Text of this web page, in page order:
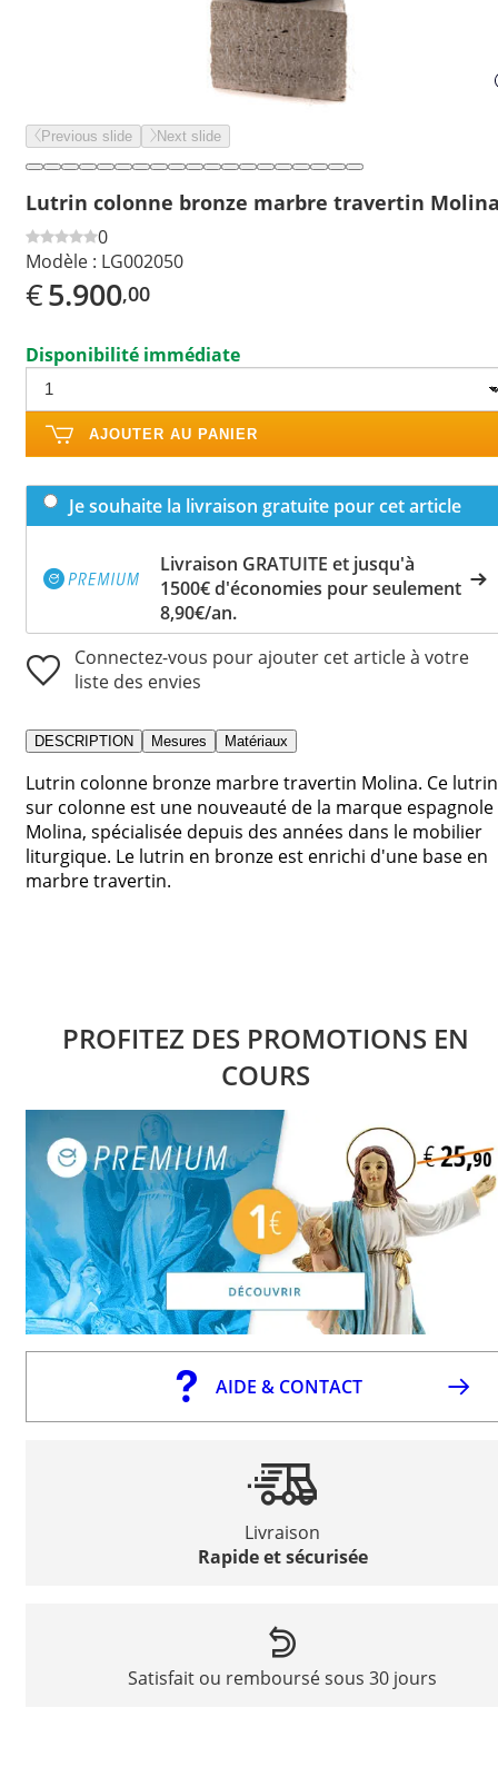
Previous slide Next slide
Lutrin colonne bronze marbre travertin
0
Modèle : LG002050
€5.900,00
Disponibilité immédiate
AJOUTER AU PANIER
Je souhaite la livraison gratuite pour cet article
Livraison GRATUITE et jusqu'à
1500€ d'économies pour seulement
8,90€/an.
Connectez-vous pour ajouter cet article à votre
liste des envies
DESCRIPTION Mesures Matériaux
Lutrin colonne bronze marbre travertin Molina. Ce lutrin
sur colonne est une nouveauté de la marque espagnole
Molina, spécialisée depuis des années dans le mobilier
liturgique. Le lutrin en bronze est enrichi d'une base en
marbre travertin.
PROFITEZ DES PROMOTIONS EN
COURS
AIDE & CONTACT
Livraison
Rapide et sécurisée
Satisfait ou remboursé sous 30 jours